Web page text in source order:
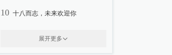
10 十八而志，未来欢迎你
展开更多